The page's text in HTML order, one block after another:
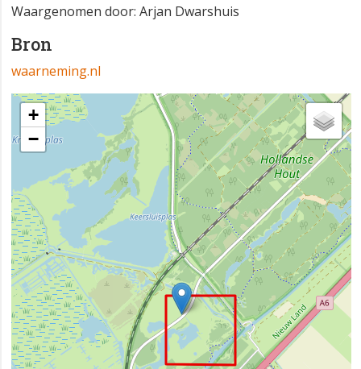
Waargenomen door: Arjan Dwarshuis
Bron
waarneming.nl
+
−